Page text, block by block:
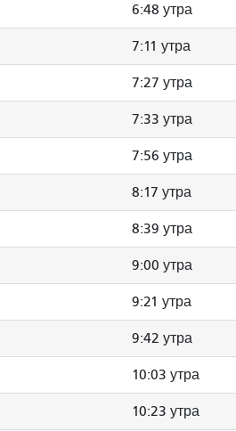
6:48 утра
7:11 утра
7:27 утра
7:33 утра
7:56 утра
8:17 утра
8:39 утра
9:00 утра
9:21 утра
9:42 утра
10:03 утра
10:23 утра